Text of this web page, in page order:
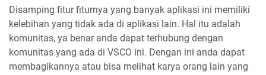
Disamping fitur fiturnya yang banyak aplikasi ini memiliki
kelebihan yang tidak ada di aplikasi lain. Hal itu adalah
komunitas, ya benar anda dapat terhubung dengan
komunitas yang ada di VSCO ini. Dengan ini anda dapat
membagikannya atau bisa melihat karya orang lain yang